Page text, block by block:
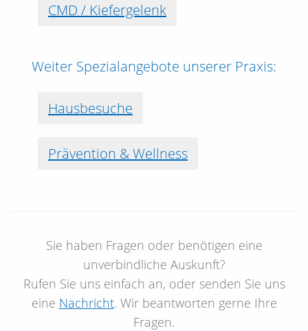
CMD / Kiefergelenk
Weiter Spezialangebote unserer Praxis:
Hausbesuche
Prävention & Wellness
Sie haben Fragen oder benötigen eine
unverbindliche Auskunft?
Rufen Sie uns einfach an, oder senden Sie uns
eine Nachricht. Wir beantworten gerne Ihre
Fragen.